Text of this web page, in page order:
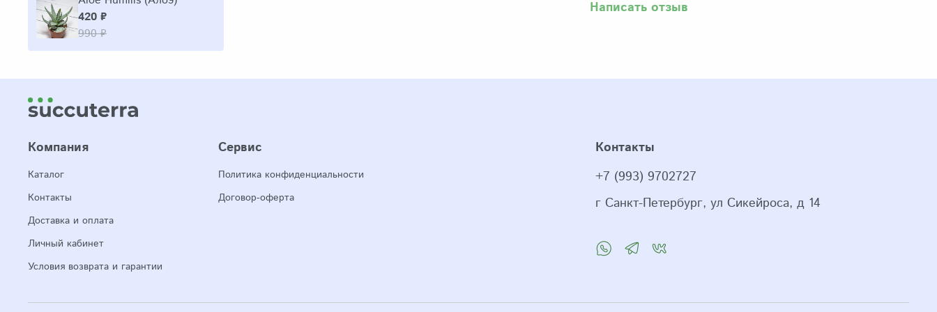
Написать отзыв
420 ₽
990 ₽
Компания
Каталог
Контакты
Доставка и оплата
Личный кабинет
Условия возврата и гарантии
Сервис
Политика конфиденциальности
Договор-оферта
Контакты
+7 (993) 9702727
г Санкт-Петербург, ул Сикейроса, д 14